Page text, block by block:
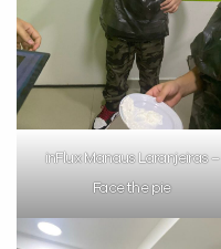
inFlux Manaus Laranjeiras –
Face the pie